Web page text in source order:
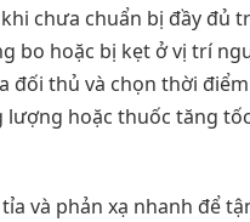
chưa chuẩn bị đầy đủ
hoặc bị kẹt ở vị trí
đối thủ và chọn thời
hoặc thuốc tăng
và phản xạ nhanh để